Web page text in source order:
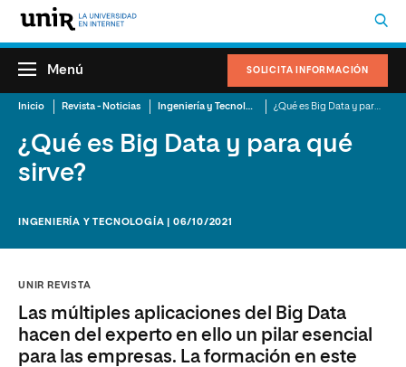
SOLICITA INFORMACIÓN
Menú
Inicio Revista - Noticias Ingeniería y Tecnología
¿Qué es Big Data y para qué
sirve?
INGENIERÍA Y TECNOLOGÍA | 06/10/2021
UNIR REVISTA
Las múltiples aplicaciones del Big Data
hacen del experto en ello un pilar esencial
para las empresas. La formación en este